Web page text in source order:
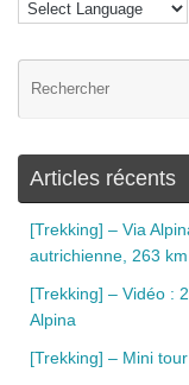
Articles récents
[Trekking] – Via
autrichienne, 263
[Trekking] – Vidéo :
Alpina
[Trekking] – Mini